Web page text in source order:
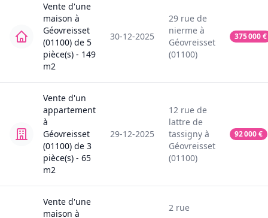
Vente d'une
maison à
Géovreisset
(01100) de 5
pièce(s) - 149
m2
30-12-2025
29 rue de
nierme à
Géovreisset
(01100)
375 000€
Vente d'un
appartement
à
Géovreisset
(01100) de 3
pièce(s) - 65
m2
29-12-2025
12 rue de
lattre de
tassigny à
Géovreisset
(01100)
92 000€
Vente d'une
maison à
2 rue